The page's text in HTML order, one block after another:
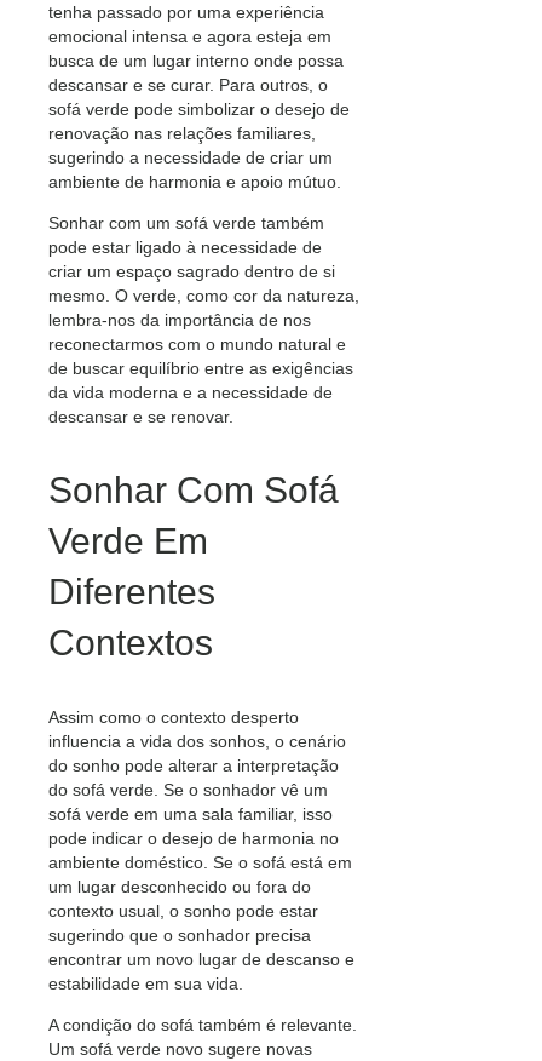
tenha passado por uma experiência
emocional intensa e agora esteja em
busca de um lugar interno onde possa
descansar e se curar. Para outros, o
sofá verde pode simbolizar o desejo de
renovação nas relações familiares,
sugerindo a necessidade de criar um
ambiente de harmonia e apoio mútuo.
Sonhar com um sofá verde também
pode estar ligado à necessidade de
criar um espaço sagrado dentro de si
mesmo. O verde, como cor da natureza,
lembra-nos da importância de nos
reconectarmos com o mundo natural e
de buscar equilíbrio entre as exigências
da vida moderna e a necessidade de
descansar e se renovar.
Sonhar Com Sofá
Verde Em
Diferentes
Contextos
Assim como o contexto desperto
influencia a vida dos sonhos, o cenário
do sonho pode alterar a interpretação
do sofá verde. Se o sonhador vê um
sofá verde em uma sala familiar, isso
pode indicar o desejo de harmonia no
ambiente doméstico. Se o sofá está em
um lugar desconhecido ou fora do
contexto usual, o sonho pode estar
sugerindo que o sonhador precisa
encontrar um novo lugar de descanso e
estabilidade em sua vida.
A condição do sofá também é relevante.
Um sofá verde novo sugere novas